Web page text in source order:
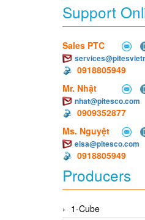
Support
Sales PTC
0918805949
Mr. Nhật
nhat@pitesco.com
0909352877
Ms. Nguyệt
elsa@pitesco.com
0918805949
Producers
1-Cube